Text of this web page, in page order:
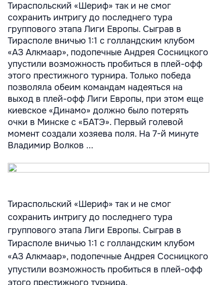
Тираспольский «Шериф» так и не смог
сохранить интригу до последнего тура
группового этапа Лиги Европы. Сыграв в
Тирасполе вничью 1:1 с голландским клубом
«АЗ Алкмаар», подопечные Андрея Сосницкого
упустили возможность пробиться в плей-офф
этого престижного турнира. Только победа
позволяла обеим командам надеяться на
выход в плей-офф Лиги Европы, при этом еще
киевское «Динамо» должно было потерять
очки в Минске с «БАТЭ». Первый голевой
момент создали хозяева поля. На 7-й минуте
Владимир Волков ...
Тираспольский «Шериф» так и не смог
сохранить интригу до последнего тура
группового этапа Лиги Европы. Сыграв в
Тирасполе вничью 1:1 с голландским клубом
«АЗ Алкмаар», подопечные Андрея Сосницкого
упустили возможность пробиться в плей-офф
этого престижного турнира.